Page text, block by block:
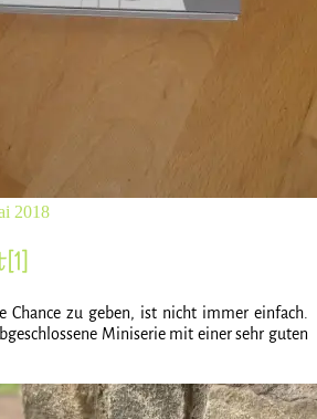
2018
[1]
Chance zu geben, ist nicht immer einfach.
Miniserie mit einer sehr guten